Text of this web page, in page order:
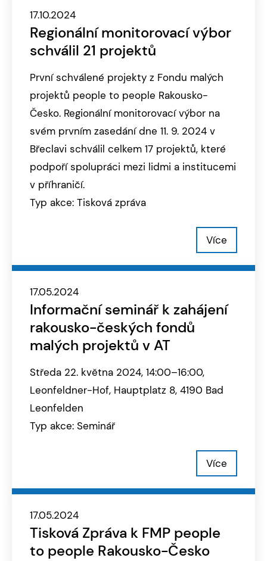
17.10.2024
Regionální monitorovací výbor
schválil 21 projektů
První schválené projekty z Fondu malých
projektů people to people Rakousko-
Česko. Regionální monitorovací výbor na
svém prvním zasedání dne 11. 9. 2024 v
Břeclavi schválil celkem 17 projektů, které
podpoří spolupráci mezi lidmi a institucemi
v příhraničí.
Typ akce: Tisková zpráva
Více
17.05.2024
Informační seminář k zahájení
rakousko-českých fondů
malých projektů v AT
Středa 22. května 2024, 14:00–16:00,
Leonfeldner-Hof, Hauptplatz 8, 4190 Bad
Leonfelden
Typ akce: Seminář
Více
17.05.2024
Tisková Zpráva k FMP people
to people Rakousko-Česko